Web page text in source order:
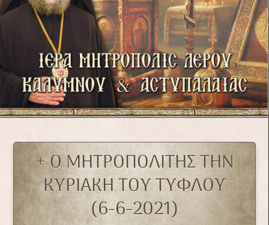
+ Ο ΜΗΤΡΟΠΟΛΙΤΗΣ ΤΗΝ
ΚΥΡΙΑΚΗ ΤΟΥ ΤΥΦΛΟΥ
(6-6-2021)